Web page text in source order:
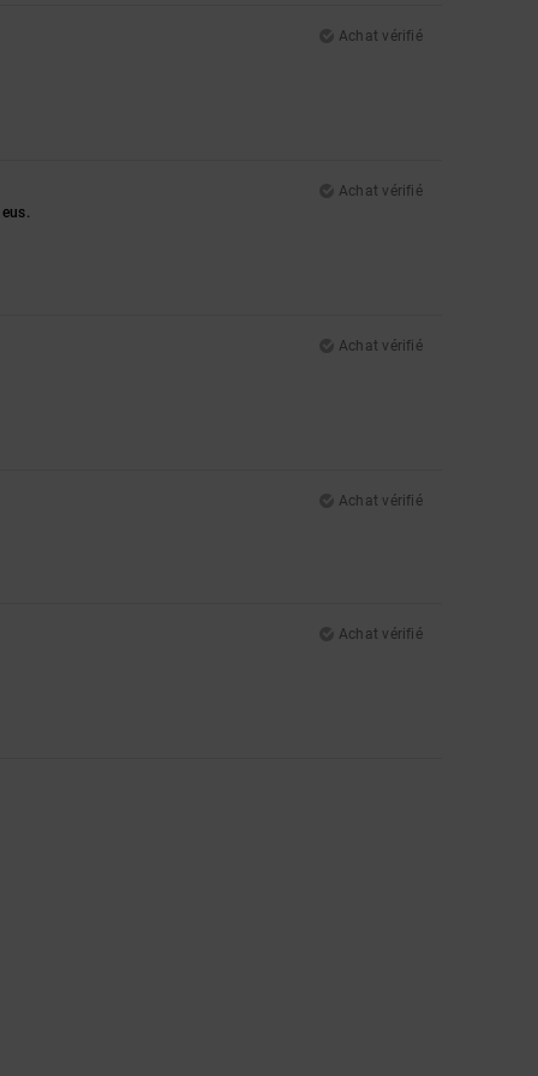
Achat vérifié
Achat vérifié
Achat vérifié
Achat vérifié
Achat vérifié